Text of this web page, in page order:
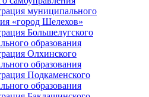
муниципального
«город Шелехов»
Большелугского
образования
Олхинского
образования
Подкаменского
образования